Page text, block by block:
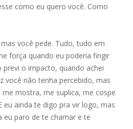
como eu quero você. Como
você pede. Tudo, tudo em
força quando eu poderia fingir
previ o impacto, quando achei
você não tenha percebido, mas
mostra, me suplica, me cospe
eu ainda te digo pra vir logo, mas
eu paro de te chamar e te